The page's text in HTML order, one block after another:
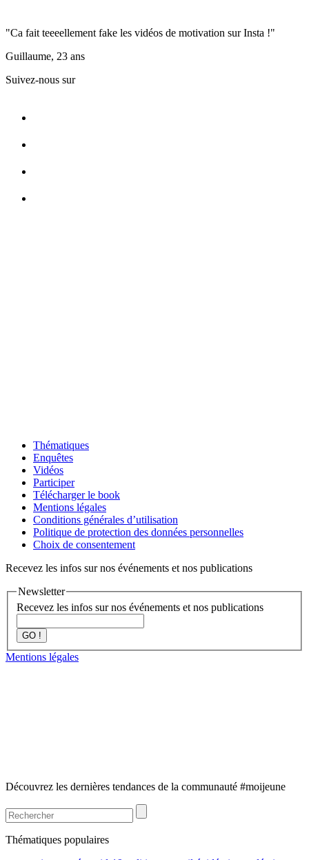
"Ca fait teeeellement fake les vidéos de motivation sur Insta !"
Guillaume, 23 ans
Suivez-nous sur
Thématiques
Enquêtes
Vidéos
Participer
Télécharger le book
Mentions légales
Conditions générales d’utilisation
Politique de protection des données personnelles
Choix de consentement
Recevez les infos sur nos événements et nos publications
Newsletter
Recevez les infos sur nos événements et nos publications
GO !
Mentions légales
Découvrez les dernières tendances de la communauté #moijeune
Thématiques populaires